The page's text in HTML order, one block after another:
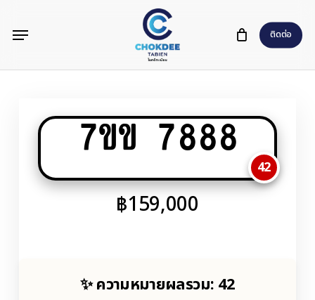
content
ติดต่อ
Menu
7ขข 7888
42
฿159,000
✨ ความหมายผลรวม: 42